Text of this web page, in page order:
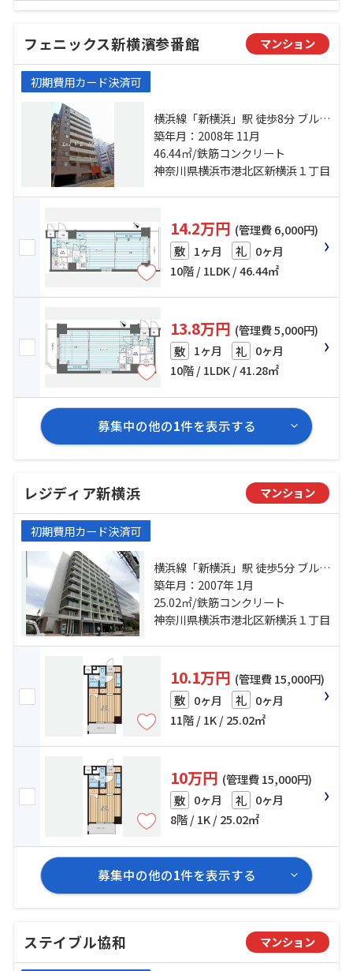
フェニックス新横濱参番館 マンション
初期費用カード決済可
横浜線「新横浜」駅 徒歩8分 ブルー
ライン「岸根公園」駅 徒歩19分 横
浜線「小机」駅 徒歩19分
築年月：2008年 11月
46.44㎡/鉄筋コンクリート
神奈川県横浜市港北区新横浜１丁目
14.2万円 (管理費 6,000円)
敷 1ヶ月 礼 0ヶ月
10階 / 1LDK / 46.44㎡
13.8万円 (管理費 5,000円)
敷 1ヶ月 礼 0ヶ月
10階 / 1LDK / 41.28㎡
募集中の他の1件を表示する
レジディア新横浜 マンション
初期費用カード決済可
横浜線「新横浜」駅 徒歩5分 ブルー
ライン「岸根公園」駅 徒歩20分 横
浜線「小机」駅 徒歩24分
築年月：2007年 1月
25.02㎡/鉄筋コンクリート
神奈川県横浜市港北区新横浜１丁目
10.1万円 (管理費 15,000円)
敷 0ヶ月 礼 0ヶ月
11階 / 1K / 25.02㎡
10万円 (管理費 15,000円)
敷 0ヶ月 礼 0ヶ月
8階 / 1K / 25.02㎡
募集中の他の1件を表示する
ステイブル協和 マンション